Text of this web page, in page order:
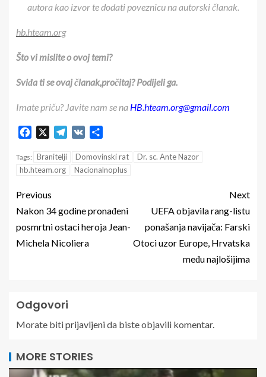
autora kao izvor te dodati poveznicu na autorski članak.
hb.hteam.org
Što vi mislite o ovoj temi?
Sviđa ti se ovaj članak,pročitaj? Podijeli ga.
Imate priču? Javite nam se na HB.hteam.org@gmail.com
Facebook Telegram
VK
Tags: Branitelji Domovinski rat
Dr. sc. Ante Nazor
hb.hteam.org
Nacionalnoplus
Previous
Nakon 34 godine pronađeni
posmrtni ostaci heroja Jean-
Michela Nicoliera
Next
UEFA objavila rang-listu
ponašanja navijača: Farski
Otoci uzor Europe, Hrvatska
među najlošijima
Odgovori
Morate bitiprijavljenida biste objavili komentar.
MORE STORIES